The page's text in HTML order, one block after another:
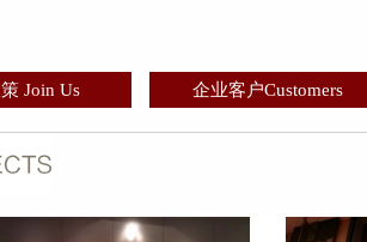
Join Us 企业客户Customers